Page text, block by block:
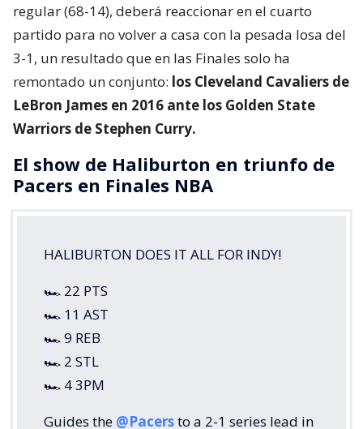
regular (68-14), deberá reaccionar en el cuarto
partido para no volver a casa con la pesada losa del
3-1, un resultado que en las Finales solo ha
remontado un conjunto: los Cleveland Cavaliers de
LeBron James en 2016 ante los Golden State
Warriors de Stephen Curry.
El show de Haliburton en triunfo de
Pacers en Finales NBA
HALIBURTON DOES IT ALL FOR INDY!
🏎️ 22 PTS
🏎️ 11 AST
🏎️ 9 REB
🏎️ 2 STL
🏎️ 4 3PM
Guides the @Pacersto a 2-1 series lead in